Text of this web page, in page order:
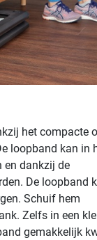
het compacte
loopband kan in
en dankzij de
De loopband
Schuif hem
Zelfs in een
gemakkelijk